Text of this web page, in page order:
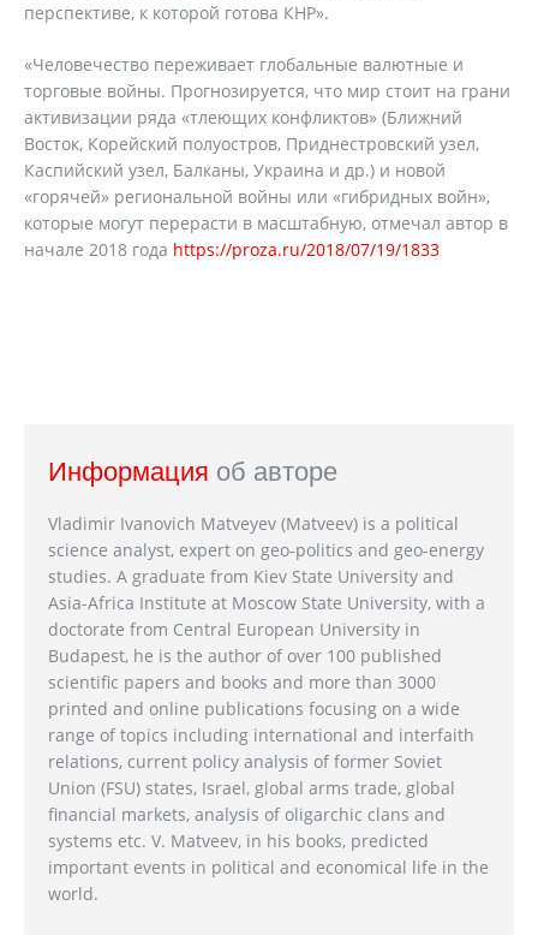
перспективе, к которой готова КНР».
«Человечество переживает глобальные валютные и
торговые войны. Прогнозируется, что мир стоит на грани
активизации ряда «тлеющих конфликтов» (Ближний
Восток, Корейский полуостров, Приднестровский узел,
Каспийский узел, Балканы, Украина и др.) и новой
«горячей» региональной войны или «гибридных войн»,
которые могут перерасти в масштабную, отмечал автор в
начале 2018 года https://proza.ru/2018/07/19/1833
Информация об авторе
Vladimir Ivanovich Matveyev (Matveev) is a political
science analyst, expert on geo-politics and geo-energy
studies. A graduate from Kiev State University and
Asia-Africa Institute at Moscow State University, with a
doctorate from Central European University in
Budapest, he is the author of over 100 published
scientific papers and books and more than 3000
printed and online publications focusing on a wide
range of topics including international and interfaith
relations, current policy analysis of former Soviet
Union (FSU) states, Israel, global arms trade, global
financial markets, analysis of oligarchic clans and
systems etc. V. Matveev, in his books, predicted
important events in political and economical life in the
world.